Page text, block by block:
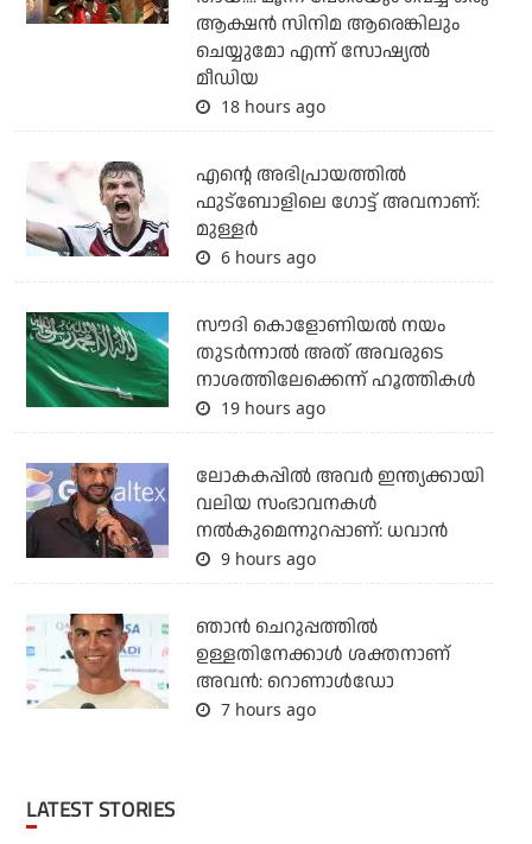
ആക്ഷന്‍ സിനിമ ആരെങ്കിലും
ചെയ്യുമോ എന്ന് സോഷ്യല്‍
മീഡിയ
18 hours ago
എന്റെ അഭിപ്രായത്തില്‍
ഫുട്‌ബോളിലെ ഗോട്ട് അവനാണ്:
മുള്ളര്‍
6 hours ago
സൗദി കൊളോണിയല്‍ നയം
തുടര്‍ന്നാല്‍ അത് അവരുടെ
നാശത്തിലേക്കെന്ന് ഹൂത്തികള്‍
19 hours ago
ലോകകപ്പിൽ അവര്‍ ഇന്ത്യക്കായി
വലിയ സംഭാവനകള്‍
നല്‍കുമെന്നുറപ്പാണ്: ധവാന്‍
9 hours ago
ഞാന്‍ ചെറുപ്പത്തില്‍
ഉള്ളതിനേക്കാള്‍ ശക്തനാണ്
അവന്‍: റൊണാള്‍ഡോ
7 hours ago
LATEST STORIES